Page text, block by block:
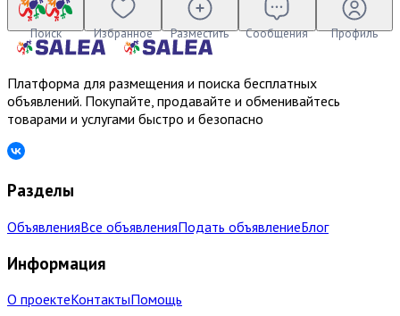
Поиск Избранное Разместить Сообщения Профиль
Платформа для размещения и поиска бесплатных
объявлений. Покупайте, продавайте и обменивайтесь
товарами и услугами быстро и безопасно
Разделы
ОбъявленияВсе объявленияПодать объявлениеБлог
Информация
О проектеКонтактыПомощь